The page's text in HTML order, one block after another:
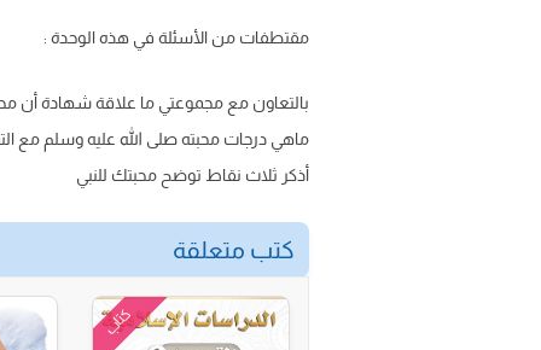
مقتطفات من الأسئلة في هذه الوحدة :
بالتعاون مع مجموعتي ما علاقة شهادة أن
ماهي درجات محبته صلى الله عليه وسلم مع
أذكر ثلاث نقاط توضح محبتك للنبي
كتب متعلقة
كتاب